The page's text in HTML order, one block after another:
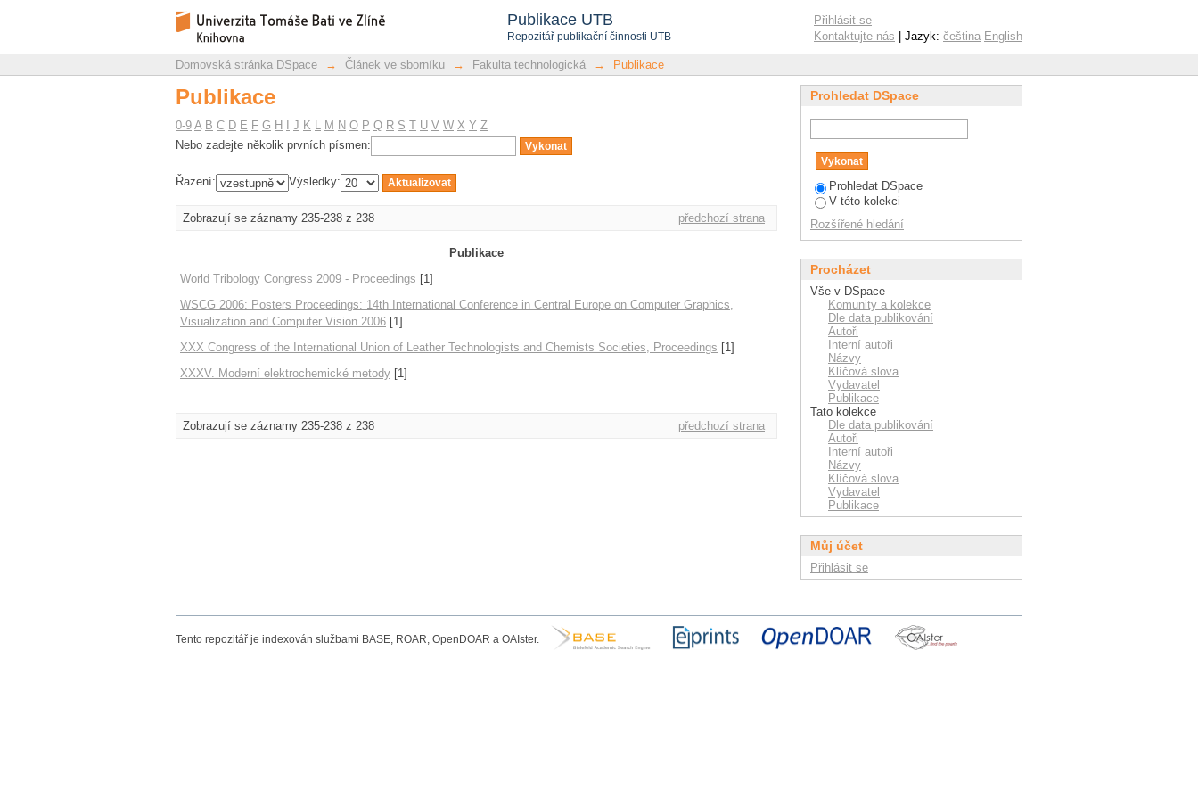
Publikace UTB
Repozitář publikační činnosti UTB
Publikace
Repozitář DSpace/Manakin
Přihlásit se
Kontaktujte nás | Jazyk: čeština English
Domovská stránka DSpace → Článek ve sborníku → Fakulta technologická → Publikace
Publikace
0-9 A B C D E F G H J K L M N O P Q R S T U V W X Y Z
Nebo zadejte několik prvních písmen:
Řazení: Výsledky:
Zobrazují se záznamy 235-238 z 238 předchozí strana
Publikace
World Tribology Congress 2009 - Proceedings [1]
WSCG 2006: Posters Proceedings: 14th International Conference in Central Europe on Computer Graphics,
Visualization and Computer Vision 2006 [1]
XXX Congress of the International Union of Leather Technologists and Chemists Societies, Proceedings [1]
XXXV. Moderní elektrochemické metody [1]
Zobrazují se záznamy 235-238 z 238 předchozí strana
Prohledat DSpace
Prohledat DSpace
V této kolekci
Rozšířené hledání
Procházet
Vše v DSpace
Komunity a kolekce
Dle data publikování
Autoři
Interní autoři
Názvy
Klíčová slova
Vydavatel
Publikace
Tato kolekce
Dle data publikování
Autoři
Interní autoři
Názvy
Klíčová slova
Vydavatel
Publikace
Můj účet
Přihlásit se
Tento repozitář je indexován službami BASE, ROAR, OpenDOAR a OAIster.